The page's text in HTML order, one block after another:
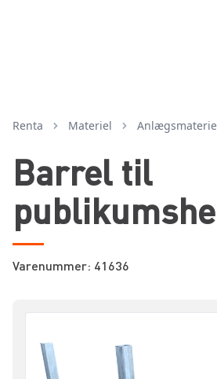
Renta Materiel
Barrel til
Varenummer: 41636